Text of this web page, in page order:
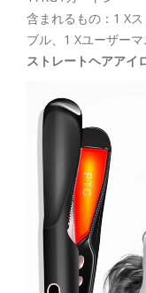
含まれるもの：1 X
ブル、1 Xユーザー
ストレートヘアアイ